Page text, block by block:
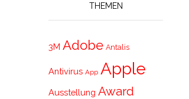
THEMEN
3M Adobe Antalis
Antivirus App Apple
Ausstellung Award